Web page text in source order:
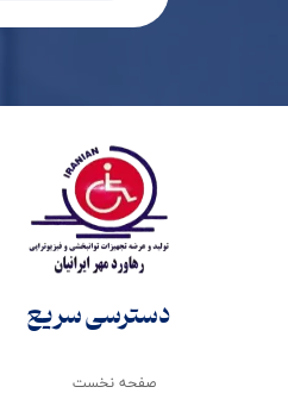
صفحه نخست
دسترسی سریع